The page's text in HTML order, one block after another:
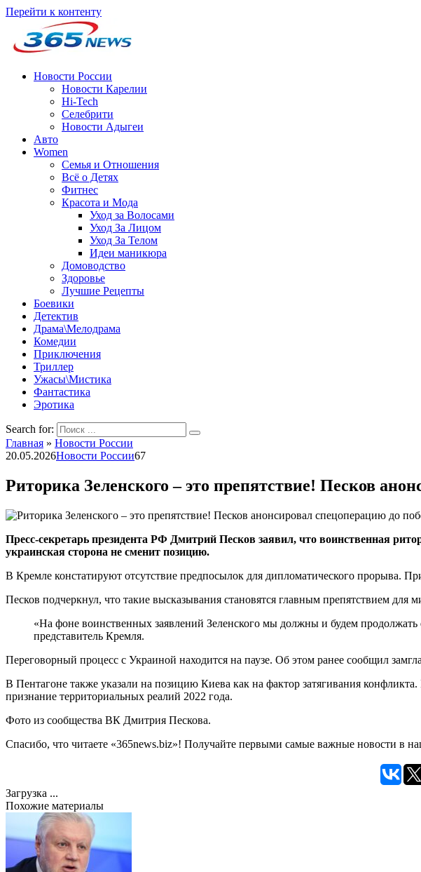
Перейти к контенту
Новости России
Новости Карелии
Hi-Tech
Селебрити
Новости Адыгеи
Авто
Women
Семья и Отношения
Всё о Детях
Фитнес
Красота и Мода
Уход за Волосами
Уход За Лицом
Уход За Телом
Идеи маникюра
Домоводство
Здоровье
Лучшие Рецепты
Боевики
Детектив
Драма\Мелодрама
Комедии
Приключения
Триллер
Ужасы\Мистика
Фантастика
Эротика
Search for:
Главная » Новости России
20.05.2026Новости России67
Риторика Зеленского – это препятствие! Песков
Пресс-секретарь президента РФ Дмитрий Песков заявил, что воинственная
украинская сторона не сменит позицию.
В Кремле констатируют отсутствие предпосылок для дипломатического прорыва.
Песков подчеркнул, что такие высказывания становятся главным препятствием для
«На фоне воинственных заявлений Зеленского мы должны и будем
представитель Кремля.
Переговорный процесс с Украиной находится на паузе. Об этом ранее сообщил
В Пентагоне также указали на позицию Киева как на фактор затягивания
признание территориальных реалий 2022 года.
Фото из сообщества ВК Дмитрия Пескова.
Спасибо, что читаете «365news.biz»! Получайте первыми самые важные новости в
Загрузка ...
Похожие материалы